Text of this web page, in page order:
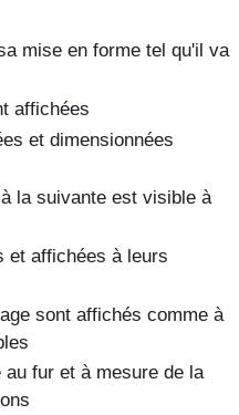
mise en forme tel qu'il va
affichées
et dimensionnées
la suivante est visible à
et affichées à leurs
sont affichés comme à
fur et à mesure de la